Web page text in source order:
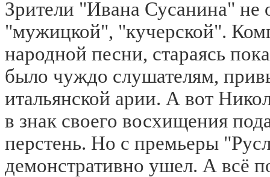
Зрители "Ивана Сусанина" не
"мужицкой", "кучерской".
народной песни, стараясь
было чуждо слушателям,
итальянской арии. А вот
в знак своего восхищения
перстень. Но с премьеры
демонстративно ушел. А всё